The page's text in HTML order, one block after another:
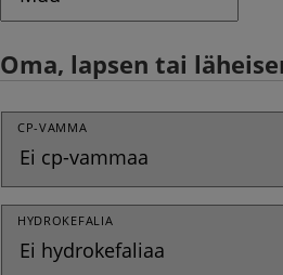
Oma, lapsen tai
CP-VAMMA
HYDROKEFALIA